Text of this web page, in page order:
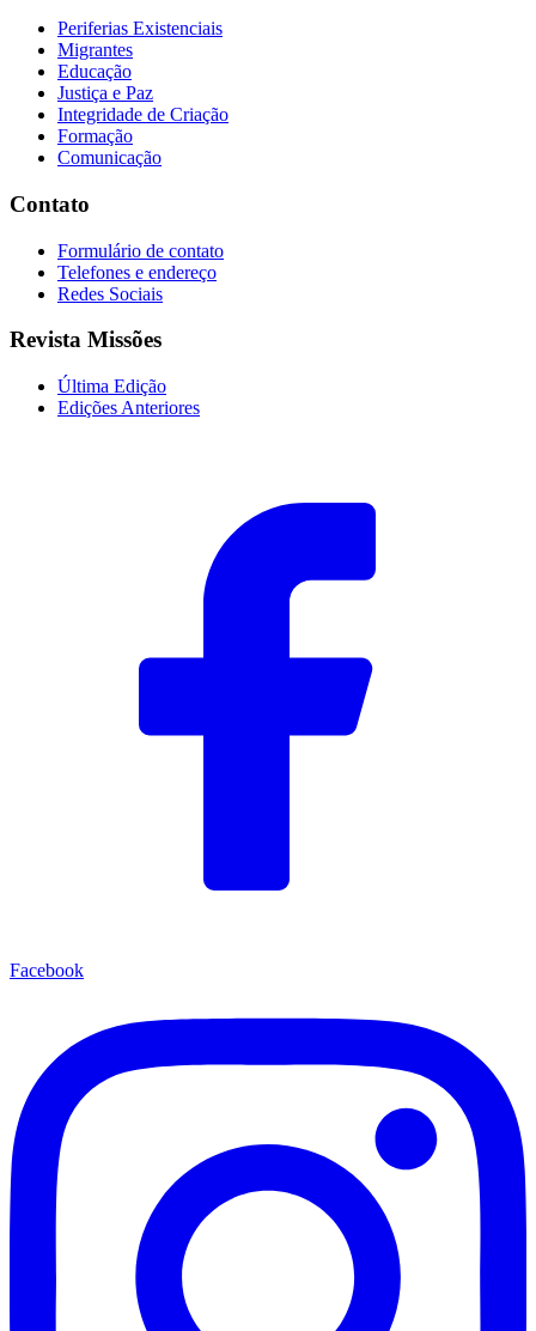
Periferias Existenciais
Migrantes
Educação
Justiça e Paz
Integridade de Criação
Formação
Comunicação
Contato
Formulário de contato
Telefones e endereço
Redes Sociais
Revista Missões
Última Edição
Edições Anteriores
Facebook